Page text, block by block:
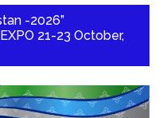
-2026”
21-23 October,